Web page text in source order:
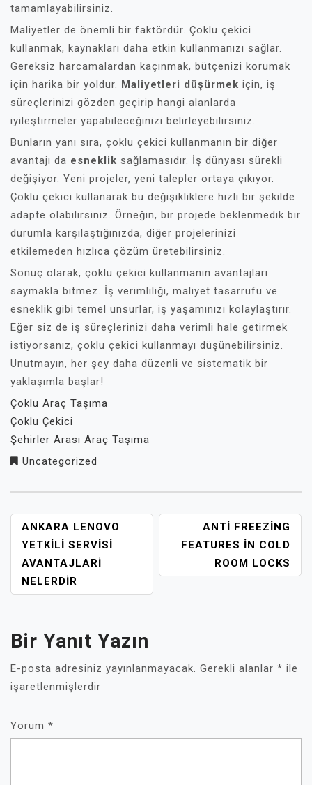
tamamlayabilirsiniz.
Maliyetler de önemli bir faktördür. Çoklu çekici
kullanmak, kaynakları daha etkin kullanmanızı sağlar.
Gereksiz harcamalardan kaçınmak, bütçenizi korumak
için harika bir yoldur. Maliyetleri düşürmek için, iş
süreçlerinizi gözden geçirip hangi alanlarda
iyileştirmeler yapabileceğinizi belirleyebilirsiniz.
Bunların yanı sıra, çoklu çekici kullanmanın bir diğer
avantajı da esneklik sağlamasıdır. İş dünyası sürekli
değişiyor. Yeni projeler, yeni talepler ortaya çıkıyor.
Çoklu çekici kullanarak bu değişikliklere hızlı bir şekilde
adapte olabilirsiniz. Örneğin, bir projede beklenmedik bir
durumla karşılaştığınızda, diğer projelerinizi
etkilemeden hızlıca çözüm üretebilirsiniz.
Sonuç olarak, çoklu çekici kullanmanın avantajları
saymakla bitmez. İş verimliliği, maliyet tasarrufu ve
esneklik gibi temel unsurlar, iş yaşamınızı kolaylaştırır.
Eğer siz de iş süreçlerinizi daha verimli hale getirmek
istiyorsanız, çoklu çekici kullanmayı düşünebilirsiniz.
Unutmayın, her şey daha düzenli ve sistematik bir
yaklaşımla başlar!
Çoklu Araç Taşıma
Çoklu Çekici
Şehirler Arası Araç Taşıma
Uncategorized
YAZI
GEZINMESI
ANKARA LENOVO
YETKILI SERVISI
AVANTAJLARI
NELERDIR
ANTI FREEZING
FEATURES İN COLD
ROOM LOCKS
Bir Yanıt Yazın
E-posta adresiniz yayınlanmayacak. Gerekli alanlar * ile
işaretlenmişlerdir
Yorum *